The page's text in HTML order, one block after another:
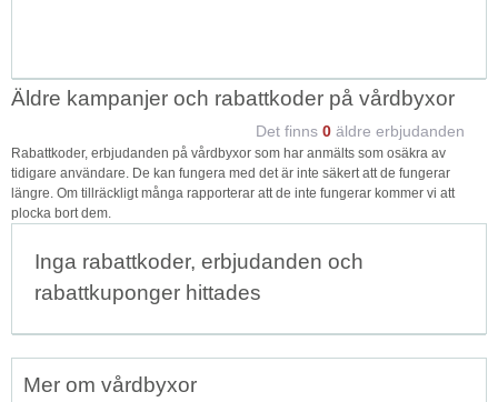
Äldre kampanjer och rabattkoder på vårdbyxor
Det finns 0 äldre erbjudanden
Rabattkoder, erbjudanden på vårdbyxor som har anmälts som osäkra av
tidigare användare. De kan fungera med det är inte säkert att de fungerar
längre. Om tillräckligt många rapporterar att de inte fungerar kommer vi att
plocka bort dem.
Inga rabattkoder, erbjudanden och
rabattkuponger hittades
Mer om vårdbyxor